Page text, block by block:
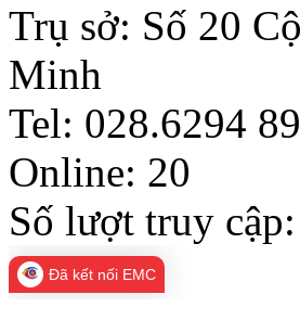
Trụ sở: Số 20
Minh
Tel: 028.6294
Online: 20
Số lượt truy cập:
Đã kết nối EMC